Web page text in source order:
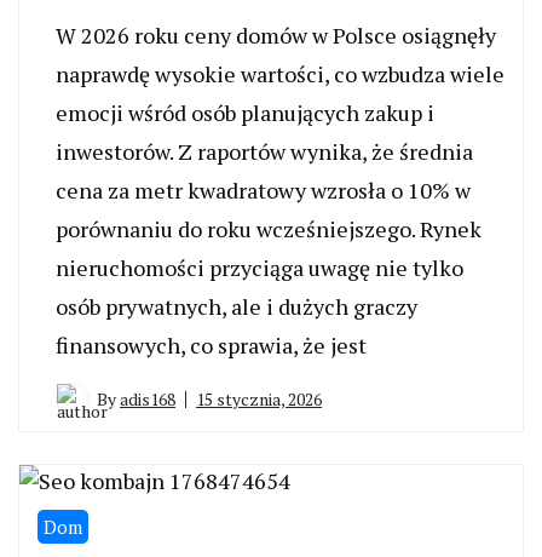
W 2026 roku ceny domów w Polsce osiągnęły
naprawdę wysokie wartości, co wzbudza wiele
emocji wśród osób planujących zakup i
inwestorów. Z raportów wynika, że średnia
cena za metr kwadratowy wzrosła o 10% w
porównaniu do roku wcześniejszego. Rynek
nieruchomości przyciąga uwagę nie tylko
osób prywatnych, ale i dużych graczy
finansowych, co sprawia, że jest
Byadis168 15 stycznia, 2026
Dom